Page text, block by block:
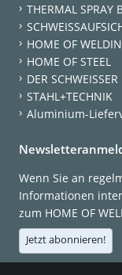
THERMAL SPRAY
HOME OF
HOME OF STEEL
DER SCHWEISSER
STAHL+TECHNIK
Aluminium-
Wenn Sie an
Informationen
zum HOME OF
Jetzt abonnieren!